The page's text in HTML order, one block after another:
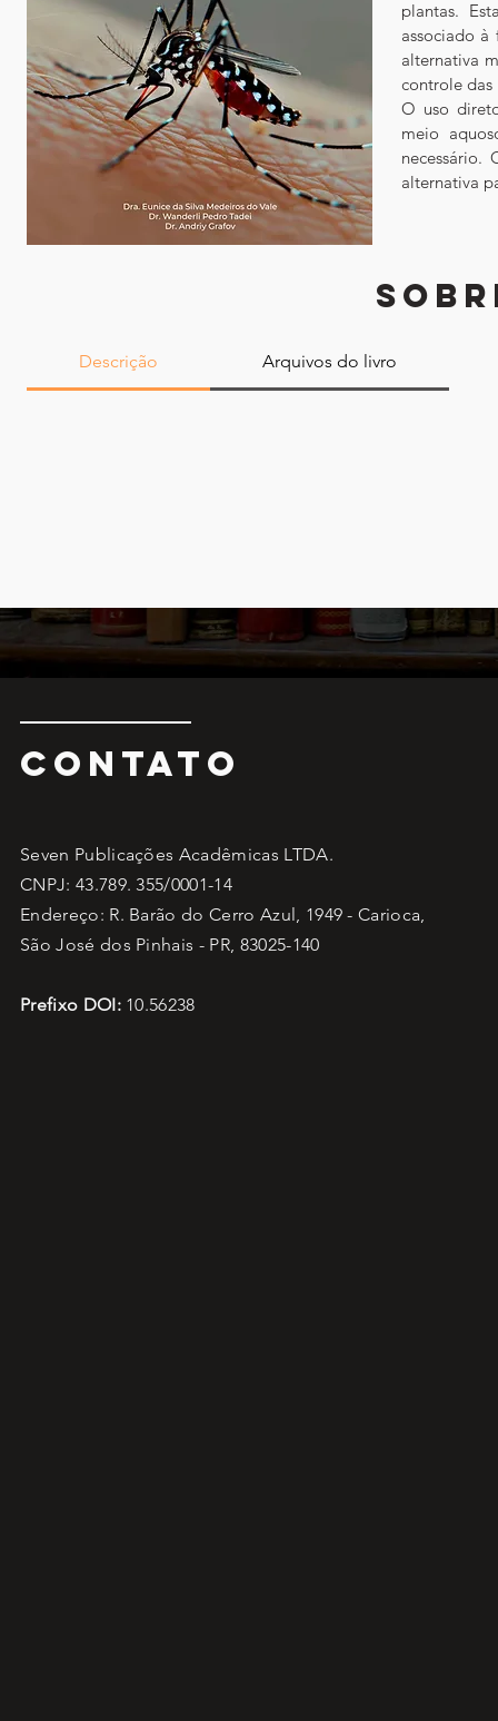
plantas.
associado
alternativa
controle das
O uso
meio
necessário.
alternativa
Descrição Arquivos do livro
CONTATO
Seven Publicações Acadêmicas LTDA.
CNPJ: 43.789. 355/0001-14
Endereço: R. Barão do Cerro Azul, 1949 - Carioca,
São José dos Pinhais - PR, 83025-140
Prefixo DOI:10.56238